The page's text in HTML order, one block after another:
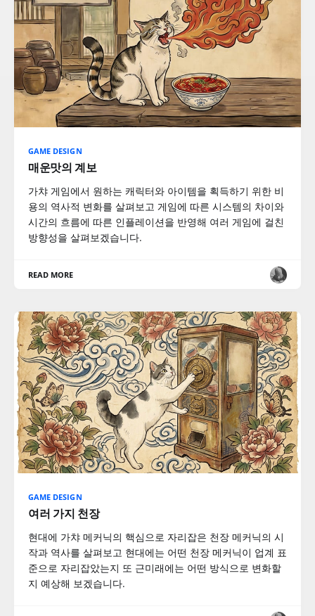
GAME DESIGN
매운맛의 계보
가챠 게임에서 원하는 캐릭터와 아이템을 획득하기 위한 비
용의 역사적 변화를 살펴보고 게임에 따른 시스템의 차이와
시간의 흐름에 따른 인플레이션을 반영해 여러 게임에 걸친
방향성을 살펴보겠습니다.
READ MORE
GAME DESIGN
여러 가지 천장
현대에 가챠 메커닉의 핵심으로 자리잡은 천장 메커닉의 시
작과 역사를 살펴보고 현대에는 어떤 천장 메커닉이 업계 표
준으로 자리잡았는지 또 근미래에는 어떤 방식으로 변화할
지 예상해 보겠습니다.